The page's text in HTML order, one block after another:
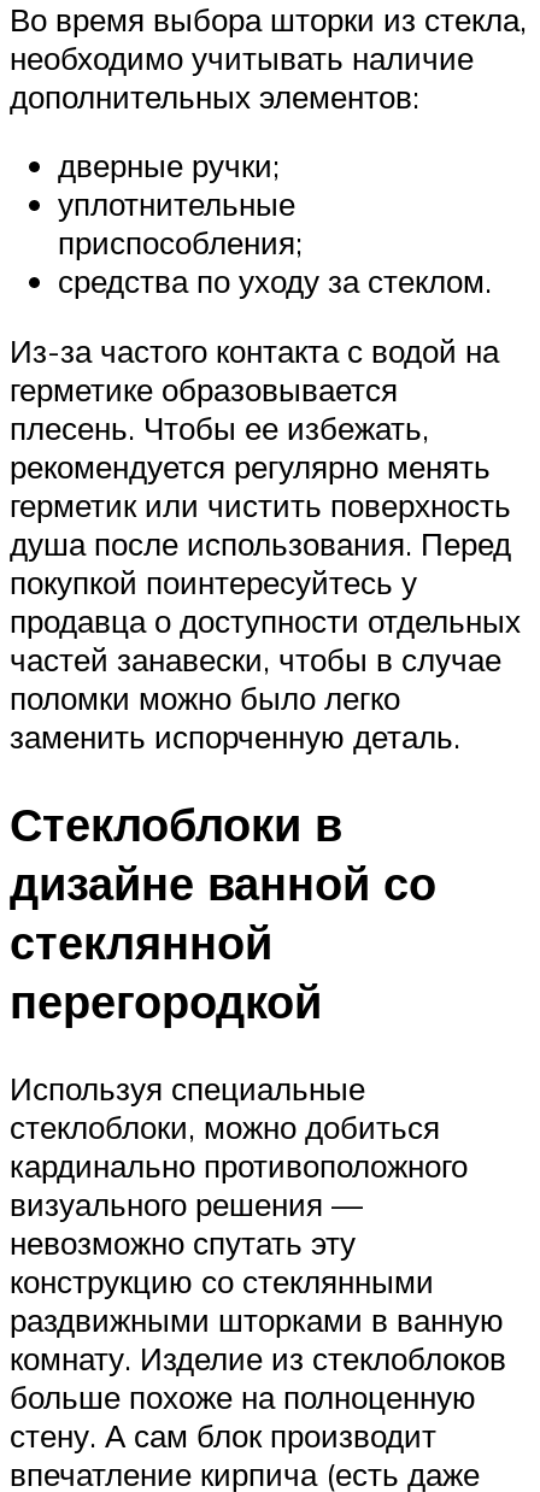
Во время выбора шторки из стекла,
необходимо учитывать наличие
дополнительных элементов:
дверные ручки;
уплотнительные
приспособления;
средства по уходу за стеклом.
Из-за частого контакта с водой на
герметике образовывается
плесень. Чтобы ее избежать,
рекомендуется регулярно менять
герметик или чистить поверхность
душа после использования. Перед
покупкой поинтересуйтесь у
продавца о доступности отдельных
частей занавески, чтобы в случае
поломки можно было легко
заменить испорченную деталь.
Стеклоблоки в
дизайне ванной со
стеклянной
перегородкой
Используя специальные
стеклоблоки, можно добиться
кардинально противоположного
визуального решения —
невозможно спутать эту
конструкцию со стеклянными
раздвижными шторками в ванную
комнату. Изделие из стеклоблоков
больше похоже на полноценную
стену. А сам блок производит
впечатление кирпича (есть даже